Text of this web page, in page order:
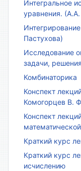
Интегральное
уравнения.
Пастухова)
Исследование
задачи,
Комбинаторика
Конспект
Комогорцев В.
Конспект
Краткий курс
Краткий курс
исчислению